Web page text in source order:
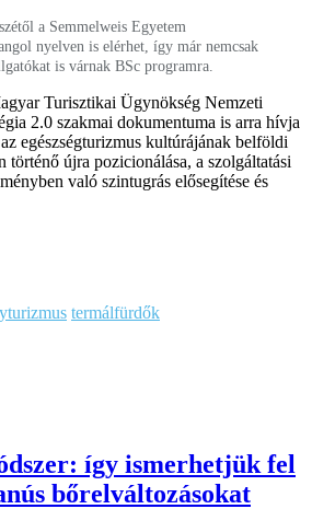
a Semmelweis Egyetem
nyelven is elérhet, így már nemcsak
is várnak BSc programra.
Turisztikai Ügynökség Nemzeti
2.0 szakmai dokumentuma is arra hívja
egészségturizmus kultúrájának belföldi
történő újra pozicionálása, a szolgáltatási
való szintugrás elősegítése és
termálfürdők
így ismerhetjük fel
bőrelváltozásokat